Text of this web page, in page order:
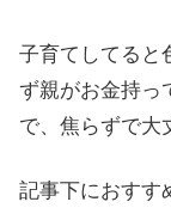
子育てしてると
ず親がお金持っ
で、焦らずで大
記事下におすす